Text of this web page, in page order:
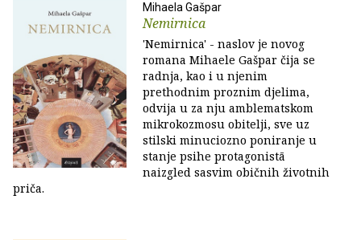
Mihaela Gašpar
Nemirnica
'Nemirnica' - naslov je novog
romana Mihaele Gašpar čija se
radnja, kao i u njenim
prethodnim proznim djelima,
odvija u za nju amblematskom
mikrokozmosu obitelji, sve uz
stilski minuciozno poniranje u
stanje psihe protagonistā
naizgled sasvim običnih životnih
priča.